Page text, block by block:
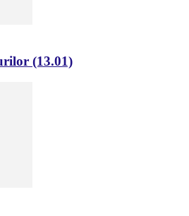
(13.01)